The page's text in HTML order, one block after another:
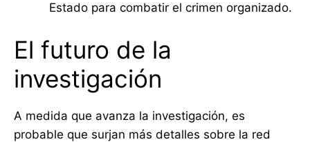
Estado para combatir el crimen organizado.
El futuro de la
investigación
A medida que avanza la investigación, es
probable que surjan más detalles sobre la red